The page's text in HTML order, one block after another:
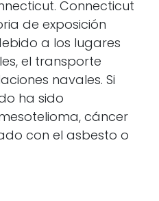
Connecticut
de exposición
a los lugares
el transporte
navales. Si
ha sido
cáncer
con el asbesto o